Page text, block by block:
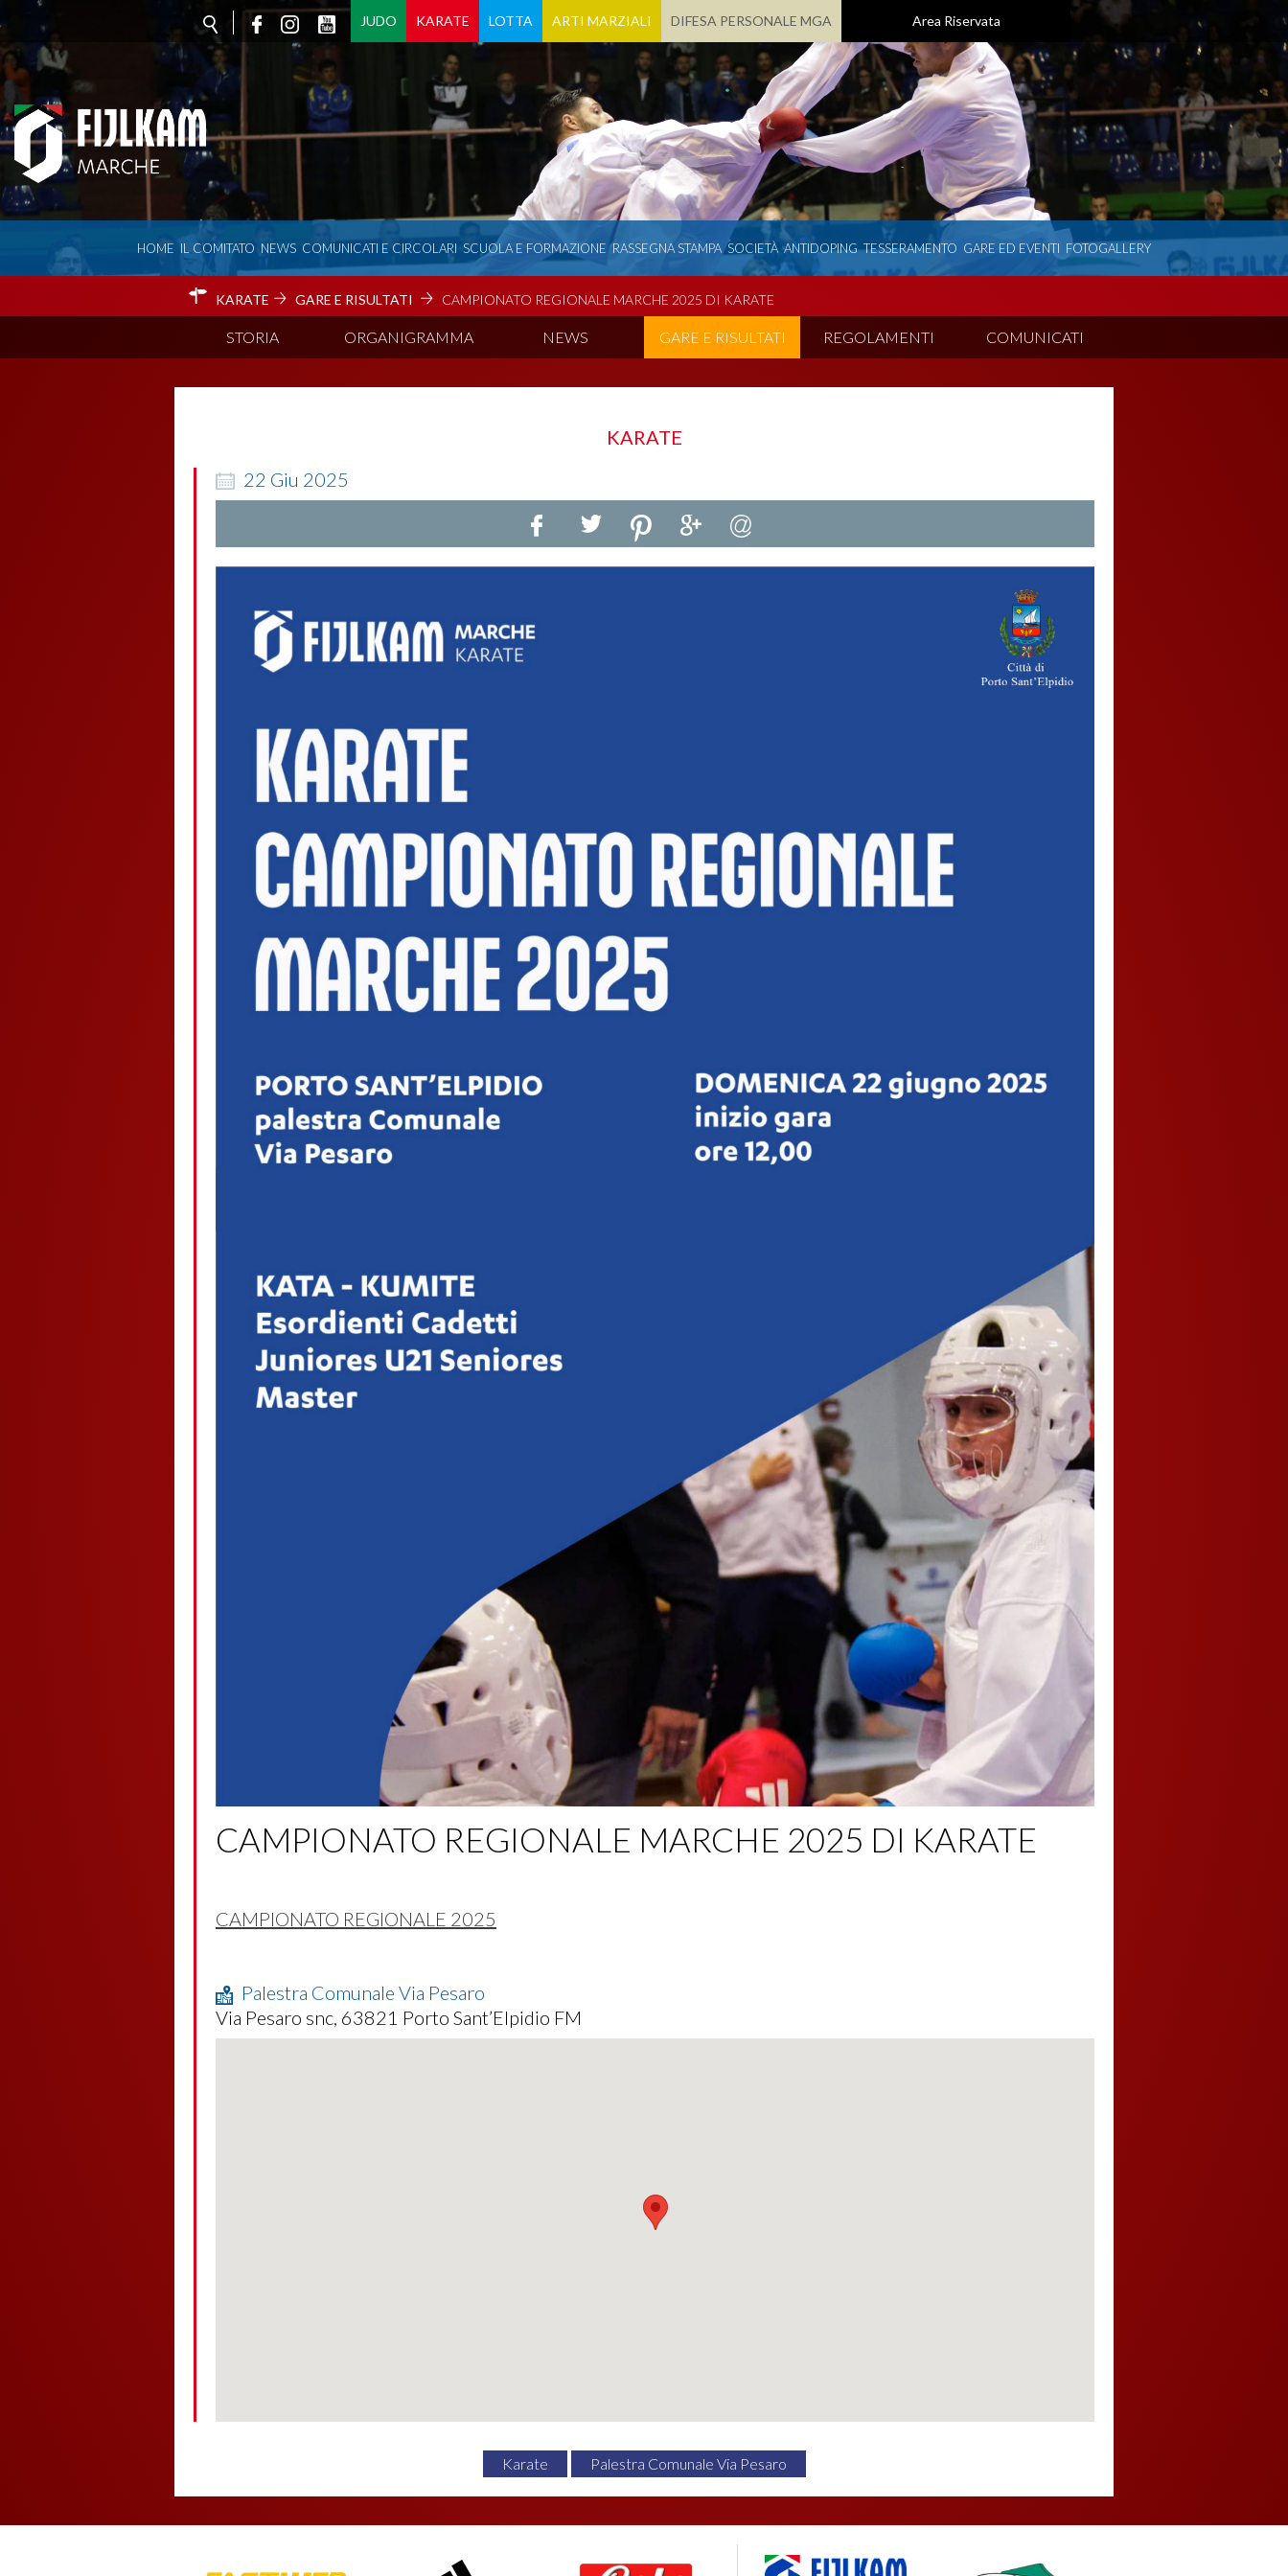
JUDO KARATE LOTTA ARTI MARZIALI DIFESA PERSONALE MGA Area Riservata
HOME IL COMITATO NEWS COMUNICATI E CIRCOLARI SCUOLA E FORMAZIONE RASSEGNA STAMPA SOCIETÀ ANTIDOPING TESSERAMENTO GARE ED EVENTI FOTOGALLERY
KARATE GARE E RISULTATI CAMPIONATO REGIONALE MARCHE 2025 DI KARATE
STORIA ORGANIGRAMMA NEWS GARE E RISULTATI REGOLAMENTI COMUNICATI
KARATE
22 Giu 2025
CAMPIONATO REGIONALE MARCHE 2025 DI KARATE
CAMPIONATO REGIONALE 2025
Palestra Comunale Via Pesaro
Via Pesaro snc, 63821 Porto Sant’Elpidio FM
Karate Palestra Comunale Via Pesaro